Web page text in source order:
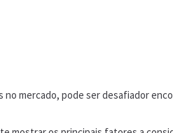
mercado, pode ser desafiador